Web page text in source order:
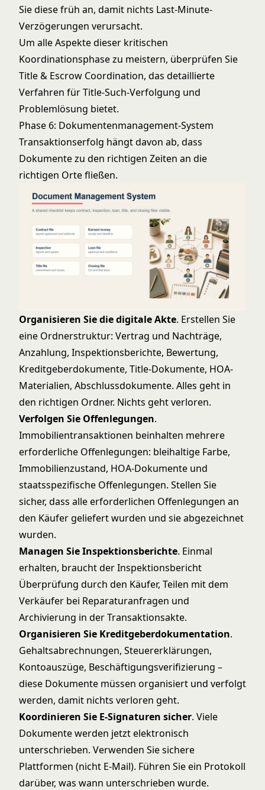
Sie diese früh an, damit nichts Last-Minute-
Verzögerungen verursacht.
Um alle Aspekte dieser kritischen
Koordinationsphase zu meistern, überprüfen Sie
Title & Escrow Coordination, das detaillierte
Verfahren für Title-Such-Verfolgung und
Problemlösung bietet.
Phase 6: Dokumentenmanagement-System
Transaktionserfolg hängt davon ab, dass
Dokumente zu den richtigen Zeiten an die
richtigen Orte fließen.
Organisieren Sie die digitale Akte. Erstellen Sie
eine Ordnerstruktur: Vertrag und Nachträge,
Anzahlung, Inspektionsberichte, Bewertung,
Kreditgeberdokumente, Title-Dokumente, HOA-
Materialien, Abschlussdokumente. Alles geht in
den richtigen Ordner. Nichts geht verloren.
Verfolgen Sie Offenlegungen.
Immobilientransaktionen beinhalten mehrere
erforderliche Offenlegungen: bleihaltige Farbe,
Immobilienzustand, HOA-Dokumente und
staatsspezifische Offenlegungen. Stellen Sie
sicher, dass alle erforderlichen Offenlegungen an
den Käufer geliefert wurden und sie abgezeichnet
wurden.
Managen Sie Inspektionsberichte. Einmal
erhalten, braucht der Inspektionsbericht
Überprüfung durch den Käufer, Teilen mit dem
Verkäufer bei Reparaturanfragen und
Archivierung in der Transaktionsakte.
Organisieren Sie Kreditgeberdokumentation.
Gehaltsabrechnungen, Steuererklärungen,
Kontoauszüge, Beschäftigungsverifizierung –
diese Dokumente müssen organisiert und verfolgt
werden, damit nichts verloren geht.
Koordinieren Sie E-Signaturen sicher. Viele
Dokumente werden jetzt elektronisch
unterschrieben. Verwenden Sie sichere
Plattformen (nicht E-Mail). Führen Sie ein Protokoll
darüber, was wann unterschrieben wurde.